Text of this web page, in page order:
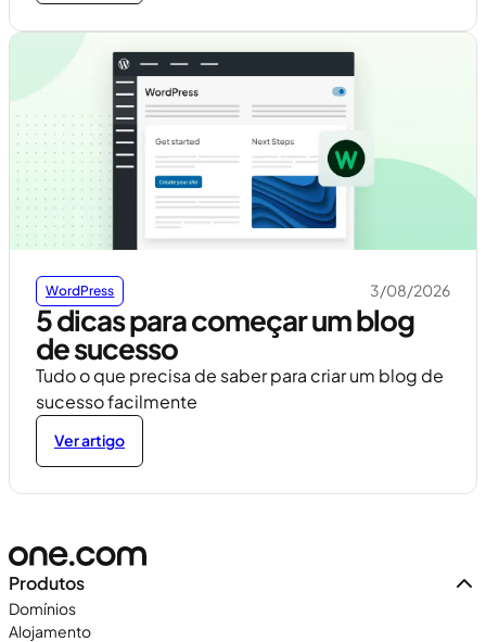
WordPress 3/08/2026
5 dicas para começar um blog
de sucesso
Tudo o que precisa de saber para criar um blog de
sucesso facilmente
Ver artigo
Produtos
Domínios
Alojamento